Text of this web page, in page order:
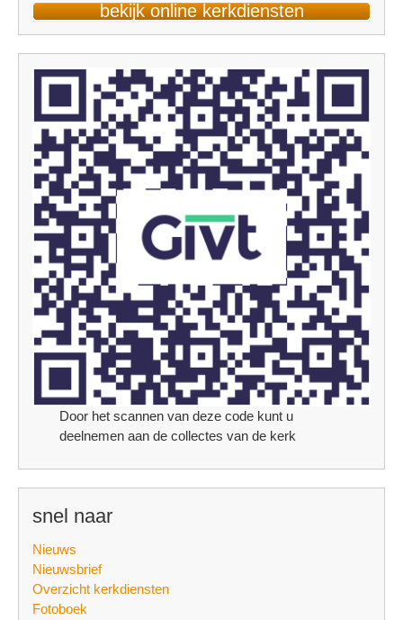
bekijk online kerkdiensten
Door het scannen van deze code kunt u
deelnemen aan de collectes van de kerk
snel naar
Nieuws
Nieuwsbrief
Overzicht kerkdiensten
Fotoboek